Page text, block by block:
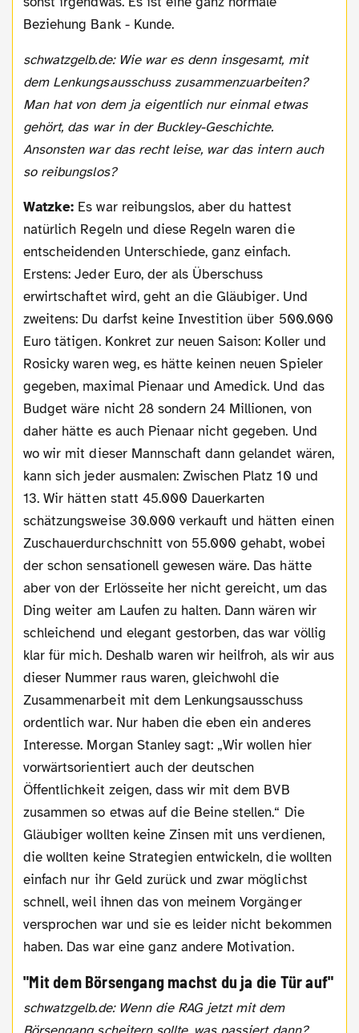
Beziehung Bank - Kunde.
schwatzgelb.de: Wie war es denn insgesamt, mit
dem Lenkungsausschuss zusammenzuarbeiten?
Man hat von dem ja eigentlich nur einmal etwas
gehört, das war in der Buckley-Geschichte.
Ansonsten war das recht leise, war das intern auch
so reibungslos?
Watzke: Es war reibungslos, aber du hattest
natürlich Regeln und diese Regeln waren die
entscheidenden Unterschiede, ganz einfach.
Erstens: Jeder Euro, der als Überschuss
erwirtschaftet wird, geht an die Gläubiger. Und
zweitens: Du darfst keine Investition über 500.000
Euro tätigen. Konkret zur neuen Saison: Koller und
Rosicky waren weg, es hätte keinen neuen Spieler
gegeben, maximal Pienaar und Amedick. Und das
Budget wäre nicht 28 sondern 24 Millionen, von
daher hätte es auch Pienaar nicht gegeben. Und
wo wir mit dieser Mannschaft dann gelandet wären,
kann sich jeder ausmalen: Zwischen Platz 10 und
13. Wir hätten statt 45.000 Dauerkarten
schätzungsweise 30.000 verkauft und hätten einen
Zuschauerdurchschnitt von 55.000 gehabt, wobei
der schon sensationell gewesen wäre. Das hätte
aber von der Erlösseite her nicht gereicht, um das
Ding weiter am Laufen zu halten. Dann wären wir
schleichend und elegant gestorben, das war völlig
klar für mich. Deshalb waren wir heilfroh, als wir aus
dieser Nummer raus waren, gleichwohl die
Zusammenarbeit mit dem Lenkungsausschuss
ordentlich war. Nur haben die eben ein anderes
Interesse. Morgan Stanley sagt: „Wir wollen hier
vorwärtsorientiert auch der deutschen
Öffentlichkeit zeigen, dass wir mit dem BVB
zusammen so etwas auf die Beine stellen.“ Die
Gläubiger wollten keine Zinsen mit uns verdienen,
die wollten keine Strategien entwickeln, die wollten
einfach nur ihr Geld zurück und zwar möglichst
schnell, weil ihnen das von meinem Vorgänger
versprochen war und sie es leider nicht bekommen
haben. Das war eine ganz andere Motivation.
"Mit dem Börsengang machst du ja die Tür auf"
schwatzgelb.de: Wenn die RAG jetzt mit dem